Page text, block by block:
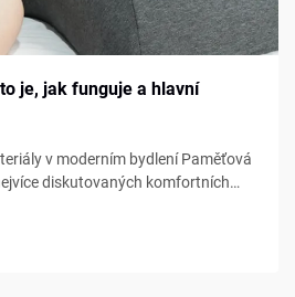
je, jak funguje a hlavní
v moderním bydlení Paměťová
diskutovaných komfortních